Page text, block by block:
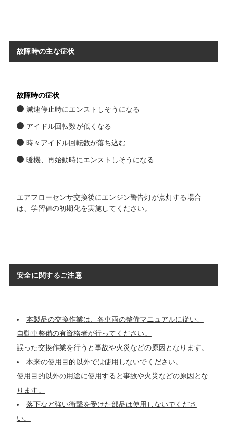
故障時の主な症状
故障時の症状
減速停止時にエンストしそうになる
アイドル回転数が低くなる
時々アイドル回転数が落ち込む
暖機、再始動時にエンストしそうになる
エアフローセンサ交換後にエンジン警告灯が点灯する場合
は、学習値の初期化を実施してください。
安全に関するご注意
本製品の交換作業は、各車両の整備マニュアルに従い、
自動車整備の有資格者が行ってください。
誤った交換作業を行うと事故や火災などの原因となります。
本来の使用目的以外では使用しないでください。
使用目的以外の用途に使用すると事故や火災などの原因とな
ります。
落下など強い衝撃を受けた部品は使用しないでくださ
い。